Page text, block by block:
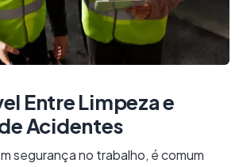
Entre Limpeza e
Acidentes
segurança no trabalho, é comum